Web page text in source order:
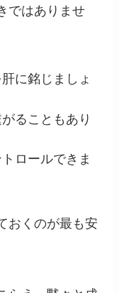
ではありませ
に銘じましょ
ることもあり
ロールできま
おくのが最も安